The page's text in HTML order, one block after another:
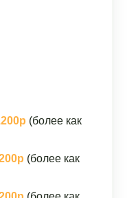
(более как
(более как